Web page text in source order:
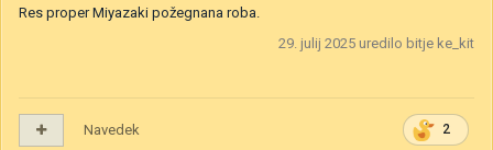
Res proper Miyazaki požegnana roba.
29. julij 2025 uredilo bitje ke_kit
2
Navedek